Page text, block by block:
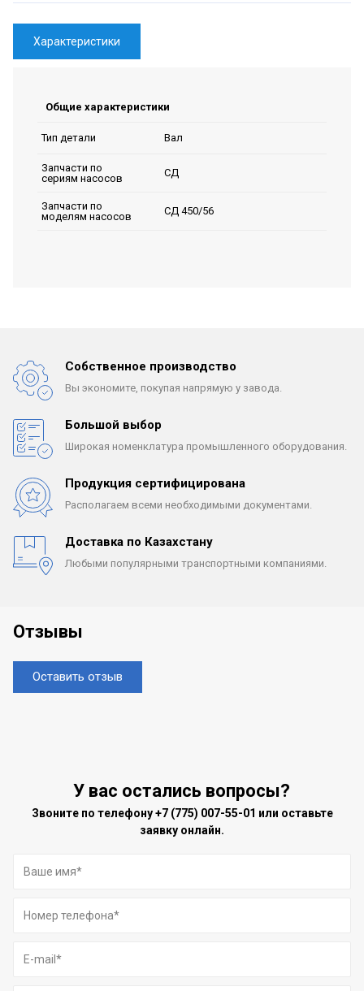
Характеристики
Общие характеристики
Тип детали Вал
Запчасти по
сериям насосов
СД
Запчасти по
моделям насосов
СД 450/56
Собственное производство
Вы экономите, покупая напрямую у завода.
Большой выбор
Широкая номенклатура промышленного оборудования.
Продукция сертифицирована
Располагаем всеми необходимыми документами.
Доставка по Казахстану
Любыми популярными транспортными компаниями.
Отзывы
Оставить отзыв
У вас остались вопросы?
Звоните по телефону+7 (775) 007-55-01 или оставьте
заявку онлайн.